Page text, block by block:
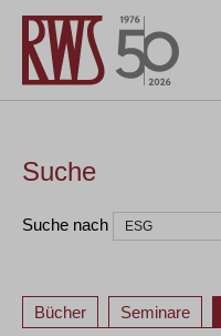
Suche
Suche nach
Bücher Seminare